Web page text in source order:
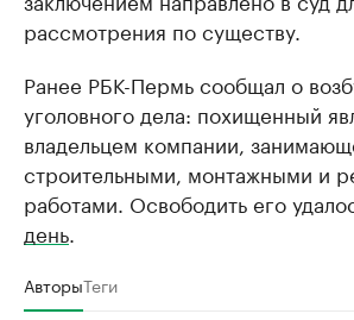
рассмотрения по существу.
Ранее РБК-Пермь сообщал о
уголовного дела: похищенный
владельцем компании,
строительными, монтажными и
работами. Освободить его
день
АвторыТеги